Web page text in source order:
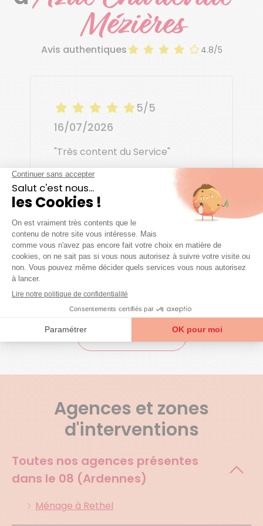
Mézières
Avis authentiques 4.8/5
5/5
16/07/2026
"Très content du Service"
Pro C.
Agences et zones
d'interventions
Toutes nos agences présentes
dans le 08 (Ardennes)
Ménage à Rethel